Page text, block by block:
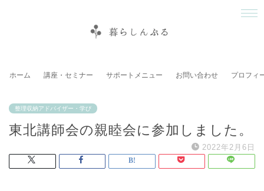
ホーム 講座・セミナー サポートメニュー お問い合わせ プロフィ
整理収納アドバイザー・学び
東北講師会の親睦会に参加しました。
2022年2月6日